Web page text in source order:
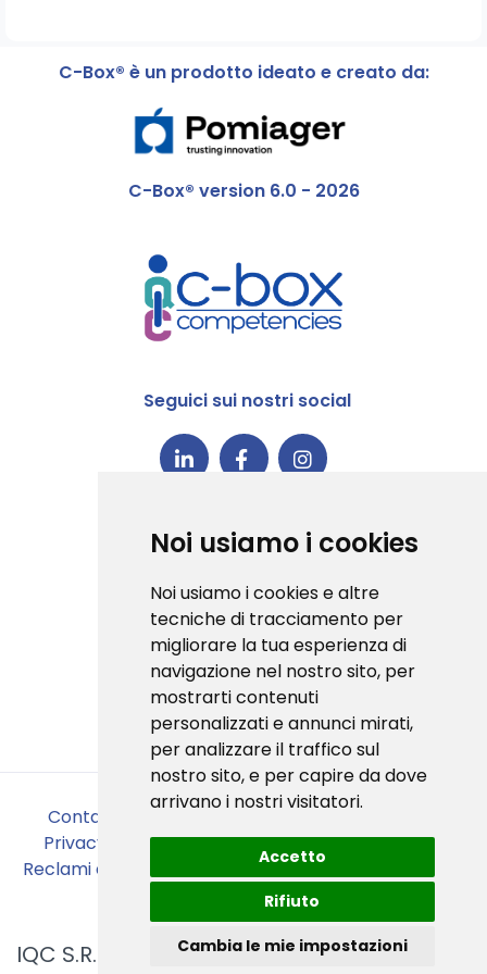
Noi usiamo i cookies
Noi usiamo i cookies e altre
tecniche di tracciamento per
migliorare la tua esperienza di
navigazione nel nostro sito, per
mostrarti contenuti
personalizzati e annunci mirati,
per analizzare il traffico sul
nostro sito, e per capire da dove
arrivano i nostri visitatori.
Accetto
Rifiuto
Cambia le mie impostazioni
C-Box® è un prodotto ideato e creato da:
C-Box® version 6.0 - 2026
Seguici sui nostri social
C-Box® è la prima piattaforma in
Italia ad aver conseguito la
certificazione 1EdTech Open
Badge v3.0
Badge validator
IQC S.R.L
| Via di Corticella 181/3 - 40128 Bologna (BO) |
Contattaci
Privacy policy•Codice etico•Sicurezza•
Reclami e segnalazioni
Linea Guida Operativa
Preferenze Cookies